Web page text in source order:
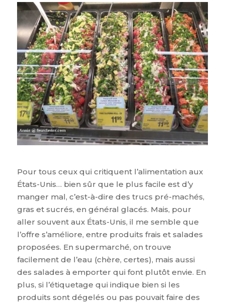
Pour tous ceux qui critiquent l’alimentation aux
États-Unis… bien sûr que le plus facile est d’y
manger mal, c’est-à-dire des trucs pré-machés,
gras et sucrés, en général glacés. Mais, pour
aller souvent aux États-Unis, il me semble que
l’offre s’améliore, entre produits frais et salades
proposées. En supermarché, on trouve
facilement de l’eau (chère, certes), mais aussi
des salades à emporter qui font plutôt envie. En
plus, si l’étiquetage qui indique bien si les
produits sont dégelés ou pas pouvait faire des